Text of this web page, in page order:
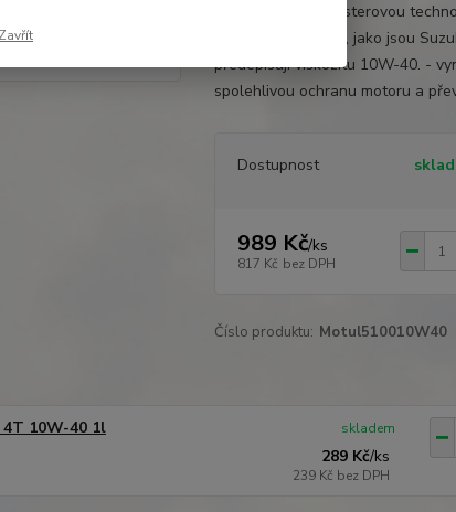
technosyntéze s esterovou
výrobců motocyklů, jako jsou
předepisují viskozitu 10W-40. -
spolehlivou ochranu motoru a
Dostupnost
989 Kč/ks
817 Kč bez DPH
Číslo produktu: Motul510010W40
10W-40 1l
289 Kč/ks
239 Kč bez DPH
skladem
Zavřít